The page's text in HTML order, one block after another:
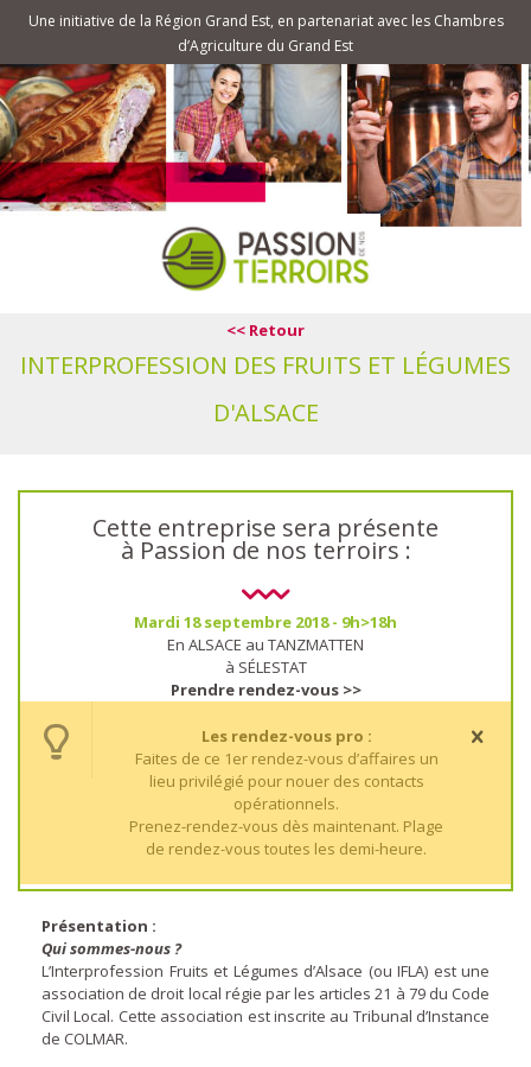
Une initiative de la Région Grand Est, en partenariat avec les Chambres
d’Agriculture du Grand Est
<< Retour
INTERPROFESSION DES FRUITS ET LÉGUMES
D'ALSACE
Cette entreprise sera présente
à Passion de nos terroirs :
Mardi 18 septembre 2018 - 9h>18h
En ALSACE au TANZMATTEN
à SÉLESTAT
Prendre rendez-vous >>
Les rendez-vous pro :
Faites de ce 1er rendez-vous d’affaires un
lieu privilégié pour nouer des contacts
opérationnels.
Prenez-rendez-vous dès maintenant. Plage
de rendez-vous toutes les demi-heure.
Présentation :
Qui sommes-nous ?
L’Interprofession Fruits et Légumes d’Alsace (ou IFLA) est une
association de droit local régie par les articles 21 à 79 du Code
Civil Local. Cette association est inscrite au Tribunal d’Instance
de COLMAR.